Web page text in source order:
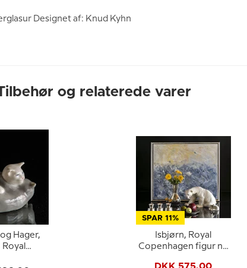
Designet af: Knud Kyhn
og relaterede varer
Hager,
SPAR 11%
Isbjørn, Royal
Copenhagen figur nr.
DKK 575,00